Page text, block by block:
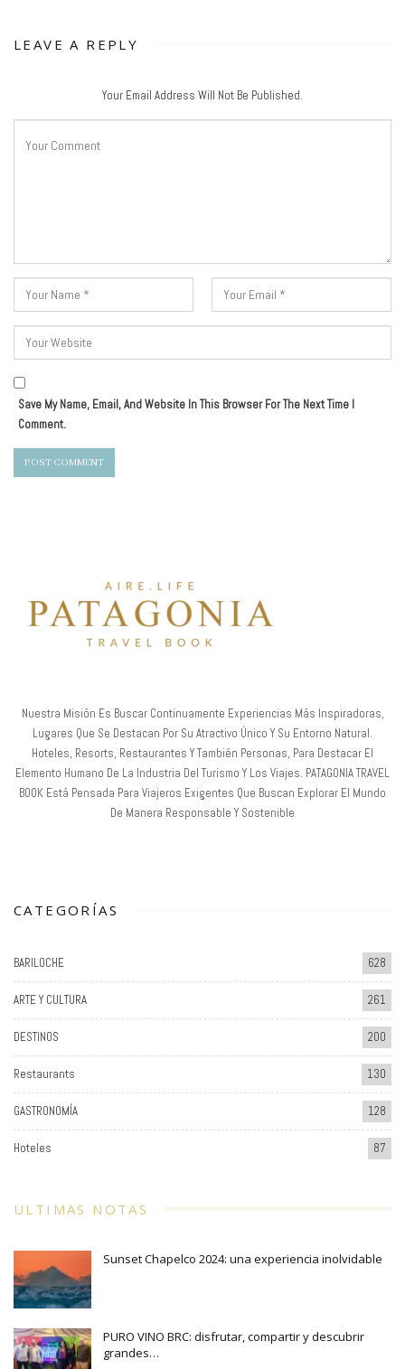
LEAVE A REPLY
Your Email Address Will Not Be Published.
Save My Name, Email, And Website In This Browser For The Next Time I
Comment.
Nuestra Misión Es Buscar Continuamente Experiencias Más Inspiradoras,
Lugares Que Se Destacan Por Su Atractivo Único Y Su Entorno Natural.
Hoteles, Resorts, Restaurantes Y También Personas, Para Destacar El
Elemento Humano De La Industria Del Turismo Y Los Viajes. PATAGONIA TRAVEL
BOOK Está Pensada Para Viajeros Exigentes Que Buscan Explorar El Mundo
De Manera Responsable Y Sostenible
CATEGORÍAS
BARILOCHE 628
ARTE Y CULTURA 261
DESTINOS 200
Restaurants 130
GASTRONOMÍA 128
Hoteles 87
ULTIMAS NOTAS
Sunset Chapelco 2024: una experiencia inolvidable
PURO VINO BRC: disfrutar, compartir y descubrir
grandes…